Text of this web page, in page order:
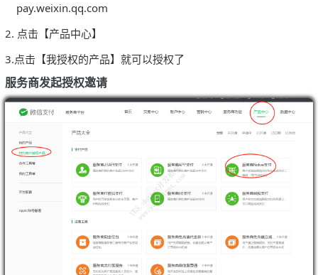
pay.weixin.qq.com
2. 点击【产品中心】
3.点击【我授权的产品】就可以授权了
服务商发起授权邀请